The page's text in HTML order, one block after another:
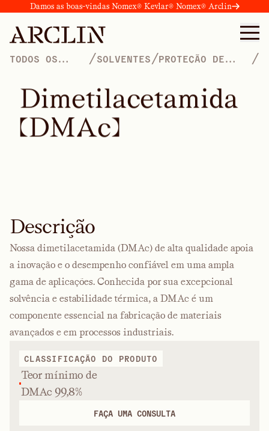
Damos as boas-vindas Nomex® Kevlar® Nomex® Arclin
TODOS OS
/SOLVENTES /PROTEÇÃO DE
/
Dimetilacetamida
(DMAc)
Descrição
Nossa dimetilacetamida (DMAc) de alta qualidade apoia
a inovação e o desempenho confiável em uma ampla
gama de aplicações. Conhecida por sua excepcional
solvência e estabilidade térmica, a DMAc é um
componente essencial na fabricação de materiais
avançados e em processos industriais.
CLASSIFICAÇÃO DO PRODUTO
Teor mínimo de
DMAc 99,8%
FAÇA UMA CONSULTA